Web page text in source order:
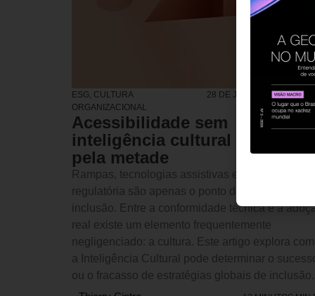
ESG, CULTURA
ORGANIZACIONAL
28 DE JULHO DE 2026
Acessibilidade sem
inteligência cultural é
pela metade
Rampas, tecnologias assistivas e conformidade
regulatória são apenas o ponto de partida da
inclusão. Entre a conformidade técnica e a
real existe um elemento frequentemente
negligenciado: a cultura. Este artigo explora
a Inteligência Cultural pode determinar o
ou o fracasso de estratégias globais de inclusão.